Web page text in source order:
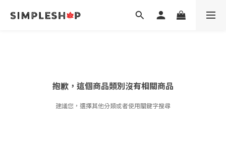
抱歉，這個商品類別沒有相關商品
建議您，選擇其他分類或者使用關鍵字搜尋